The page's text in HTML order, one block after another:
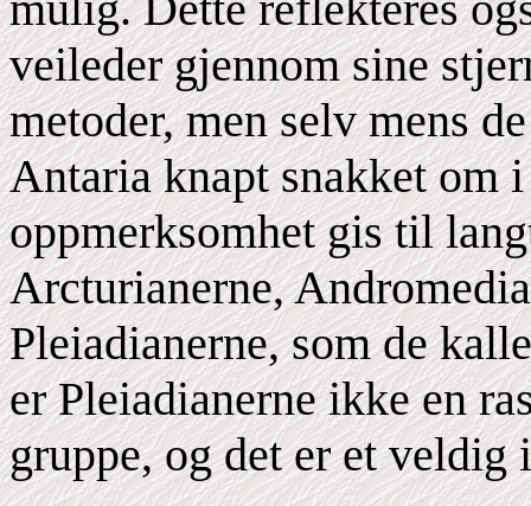
veileder gjennom sine
metoder, men selv mens
Antaria knapt snakket om
oppmerksomhet gis til
Arcturianerne,
Pleiadianerne, som de
er Pleiadianerne ikke en
gruppe, og det er et veldig